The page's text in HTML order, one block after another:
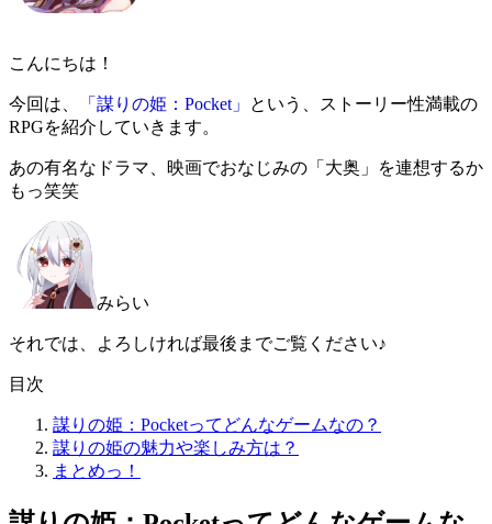
こんにちは！
今回は、 「謀りの姫：Pocket」
という、ストーリー性満載の
RPGを紹介していきます。
あの有名なドラマ、映画でおなじみの「大奥」を連想するか
もっ笑笑
みらい
それでは、よろしければ最後までご覧ください♪
目次
謀りの姫：Pocketってどんなゲームなの？
謀りの姫の魅力や楽しみ方は？
まとめっ！